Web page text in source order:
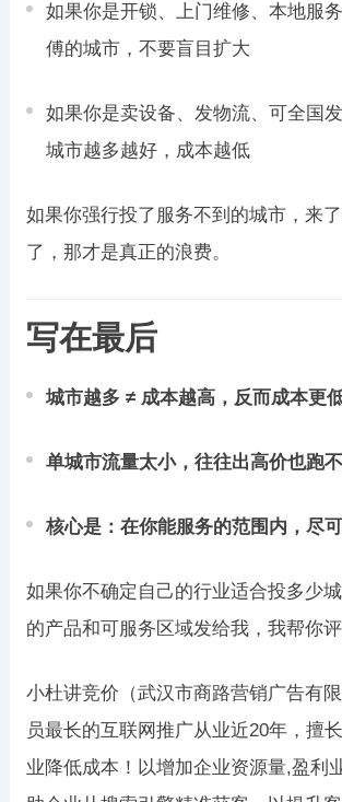
如果你是开锁、上门维修、本地服
傅的城市，不要盲目扩大
如果你是卖设备、发物流、可全国
城市越多越好，成本越低
如果你强行投了服务不到的城市，来
了，那才是真正的浪费。
写在最后
城市越多 ≠ 成本越高，反而成本更
单城市流量太小，往往出高价也跑
核心是：在你能服务的范围内，尽
如果你不确定自己的行业适合投多少
的产品和可服务区域发给我，我帮你评
小杜讲竞价（武汉市商路营销广告有
员最长的互联网推广从业近20年，擅
业降低成本！以增加企业资源量,盈利